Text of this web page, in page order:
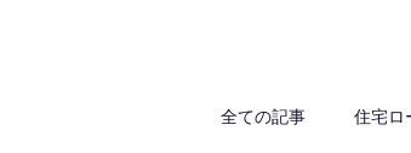
全ての記事 住宅ロ